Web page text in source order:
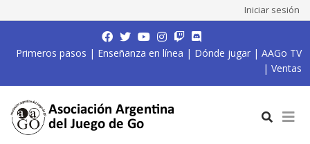
Iniciar sesión
Primeros pasos | Enseñanza en línea | Dónde jugar | AAGo TV
| Ventas